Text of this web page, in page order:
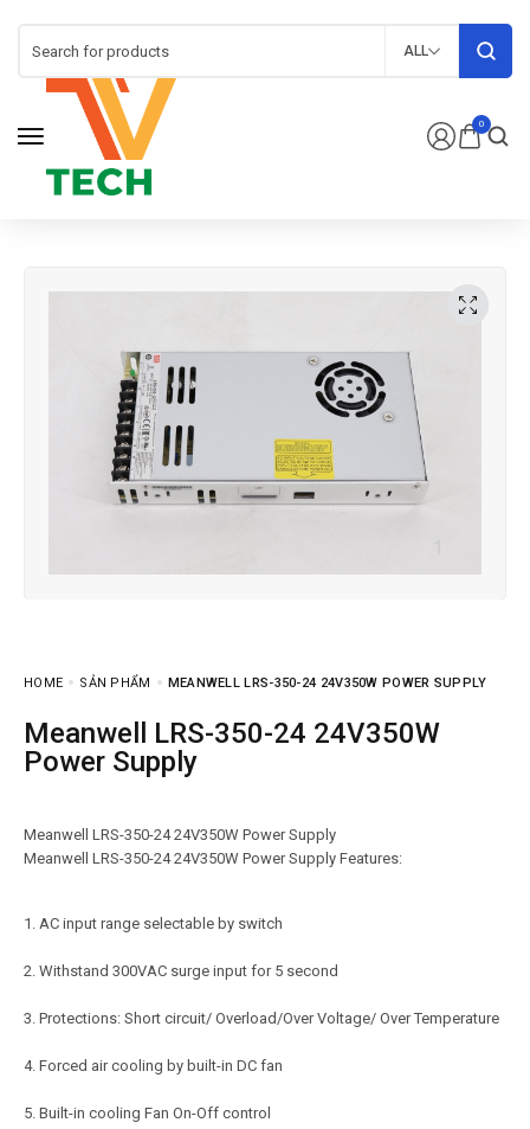
0
ALL
HOME SẢN PHẨM MEANWELL LRS-350-24 24V350W POWER SUPPLY
Meanwell LRS-350-24 24V350W
Power Supply
Meanwell LRS-350-24 24V350W Power Supply
Meanwell LRS-350-24 24V350W Power Supply Features:
1. AC input range selectable by switch
2. Withstand 300VAC surge input for 5 second
3. Protections: Short circuit/ Overload/Over Voltage/ Over Temperature
4. Forced air cooling by built-in DC fan
5. Built-in cooling Fan On-Off control